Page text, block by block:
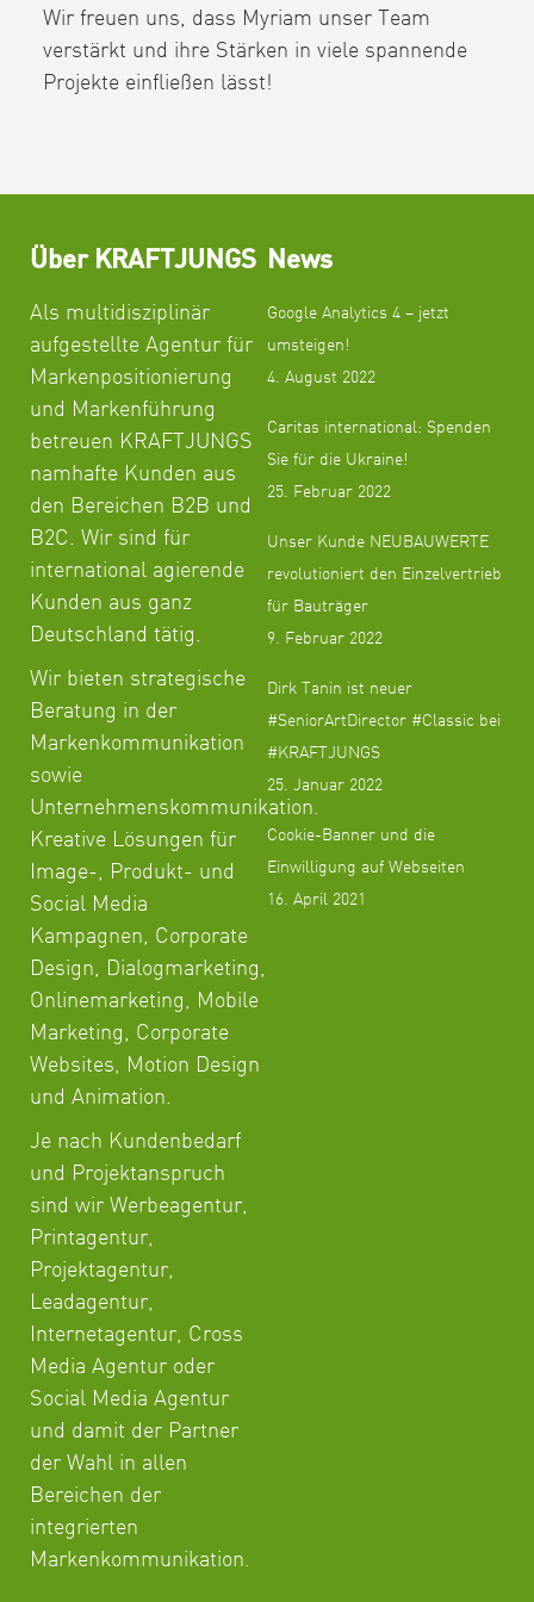
Wir freuen uns, dass Myriam unser Team
verstärkt und ihre Stärken in viele spannende
Projekte einfließen lässt!
Über KRAFTJUNGS
Als multidisziplinär
aufgestellte Agentur für
Markenpositionierung
und Markenführung
betreuen KRAFTJUNGS
namhafte Kunden aus
den Bereichen B2B und
B2C. Wir sind für
international agierende
Kunden aus ganz
Deutschland tätig.
Wir bieten strategische
Beratung in der
Markenkommunikation
sowie
Unternehmenskommunikation.
Kreative Lösungen für
Image-, Produkt- und
Social Media
Kampagnen, Corporate
Design, Dialogmarketing,
Onlinemarketing, Mobile
Marketing, Corporate
Websites, Motion Design
und Animation.
Je nach Kundenbedarf
und Projektanspruch
sind wir Werbeagentur,
Printagentur,
Projektagentur,
Leadagentur,
Internetagentur, Cross
Media Agentur oder
Social Media Agentur
und damit der Partner
der Wahl in allen
Bereichen der
integrierten
Markenkommunikation.
News
Google Analytics 4 – jetzt
umsteigen!
4. August 2022
Caritas international: Spenden
Sie für die Ukraine!
25. Februar 2022
Unser Kunde NEUBAUWERTE
revolutioniert den Einzelvertrieb
für Bauträger
9. Februar 2022
Dirk Tanin ist neuer
#SeniorArtDirector #Classic bei
#KRAFTJUNGS
25. Januar 2022
Cookie-Banner und die
Einwilligung auf Webseiten
16. April 2021